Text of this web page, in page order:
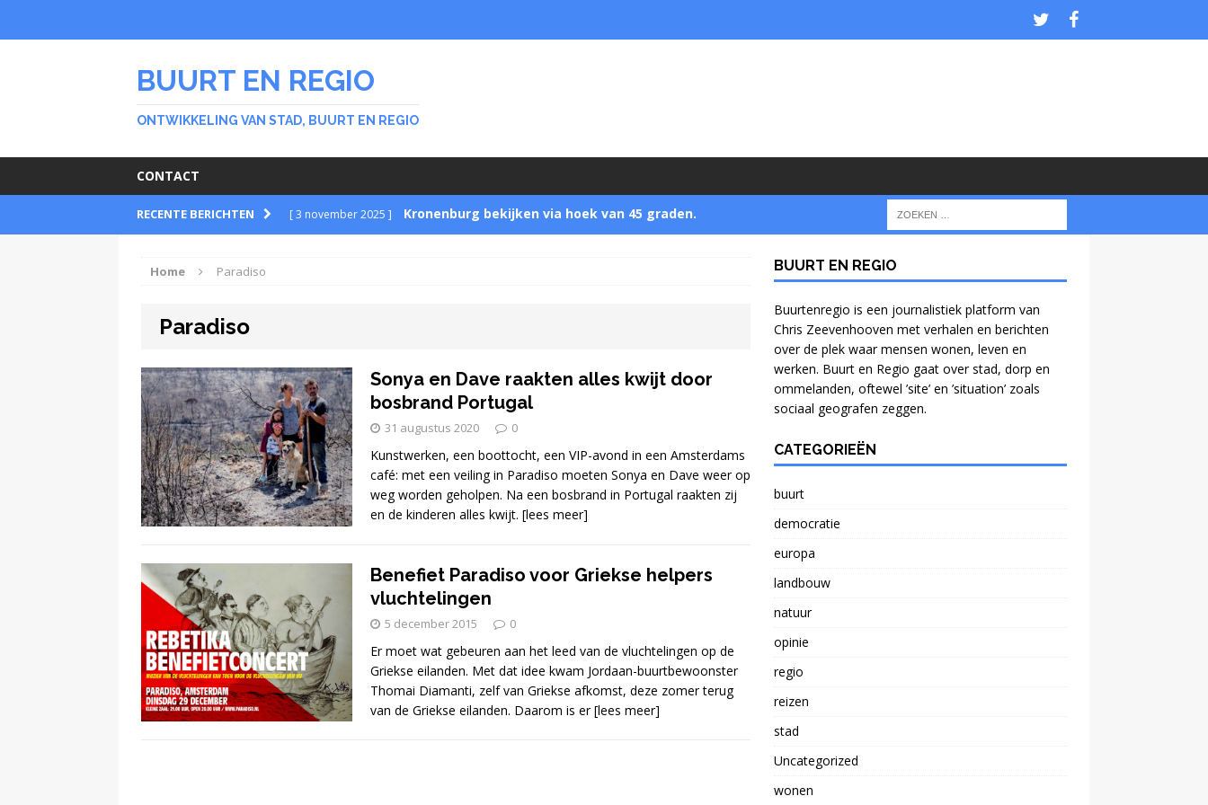
BUURT EN REGIO
ONTWIKKELING VAN STAD, BUURT EN REGIO
CONTACT
RECENTE BERICHTEN [ 3 november 2025 ] Kronenburg bekijken via hoek van 45 graden.
[ 26 februari 2024 ]
Stichting Meerbomennu NATUUR
[ 13 februari 2024 ] Verlichting lasten boeren probleem voor Nederland
DEMOCRATIE
[ 24 februari 2026 ] Brief aan Paul Smeulders, wethouder in Arnhem.
Home Paradiso
Paradiso
Sonya en Dave raakten alles kwijt door
bosbrand Portugal
31 augustus 2020 0
Kunstwerken, een boottocht, een VIP-avond in een Amsterdams
café: met een veiling in Paradiso moeten Sonya en Dave weer op
weg worden geholpen. Na een bosbrand in Portugal raakten zij
en de kinderen alles kwijt. [lees meer]
Benefiet Paradiso voor Griekse helpers
vluchtelingen
5 december 2015 0
Er moet wat gebeuren aan het leed van de vluchtelingen op de
Griekse eilanden. Met dat idee kwam Jordaan-buurtbewoonster
Thomai Diamanti, zelf van Griekse afkomst, deze zomer terug
van de Griekse eilanden. Daarom is er[lees meer]
BUURT EN REGIO
Buurtenregio is een journalistiek platform van
Chris Zeevenhooven met verhalen en berichten
over de plek waar mensen wonen, leven en
werken. Buurt en Regio gaat over stad, dorp en
ommelanden, oftewel ’site’ en ’situation’ zoals
sociaal geografen zeggen.
CATEGORIEËN
buurt
democratie
europa
landbouw
natuur
opinie
regio
reizen
stad
Uncategorized
wonen